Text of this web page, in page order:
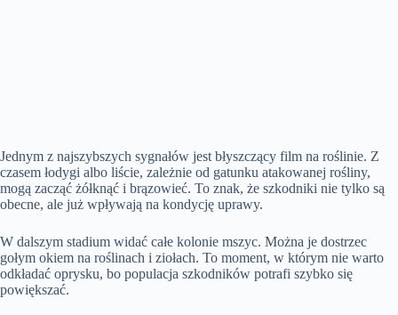
Jednym z najszybszych sygnałów jest błyszczący film na roślinie. Z
czasem łodygi albo liście, zależnie od gatunku atakowanej rośliny,
mogą zacząć żółknąć i brązowieć. To znak, że szkodniki nie tylko są
obecne, ale już wpływają na kondycję uprawy.
W dalszym stadium widać całe kolonie mszyc. Można je dostrzec
gołym okiem na roślinach i ziołach. To moment, w którym nie warto
odkładać oprysku, bo populacja szkodników potrafi szybko się
powiększać.